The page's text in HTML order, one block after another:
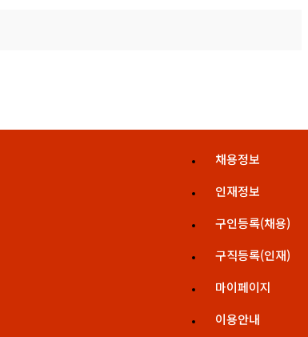
채용정보
인재정보
구인등록(채용)
구직등록(인재)
마이페이지
이용안내